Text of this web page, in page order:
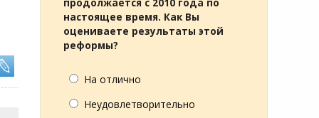
продолжается с 2010 года по
настоящее время. Как Вы
оцениваете результаты этой
реформы?
На отлично
Неудовлетворительно